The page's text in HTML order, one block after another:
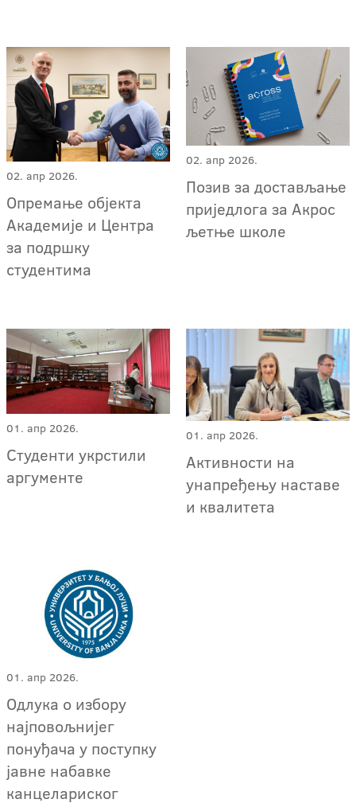
02. апр 2026.
Опремање објекта
Академије и Центра
за подршку
студентима
02. апр 2026.
Позив за достављање
приједлога за Акрос
љетње школе
01. апр 2026.
Студенти укрстили
аргументе
01. апр 2026.
Активности на
унапређењу наставе
и квалитета
01. апр 2026.
Oдлука о избору
најповољнијег
понуђача у поступку
јавне набавке
канцелариског